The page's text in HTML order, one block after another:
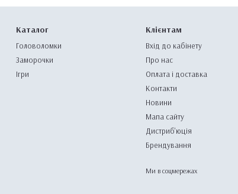
Каталог
Головоломки
Заморочки
Ігри
Клієнтам
Вхід до кабінету
Про нас
Оплата і доставка
Контакти
Новини
Мапа сайту
Дистриб'юція
Брендування
Ми в соцмережах